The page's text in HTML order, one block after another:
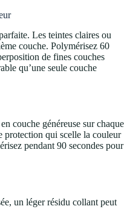
Les teintes claires ou
couche. Polymérisez 60
de fines couches
qu’une seule couche
couche généreuse sur chaque
protection qui scelle la couleur
pendant 90 secondes pour
un léger résidu collant peut